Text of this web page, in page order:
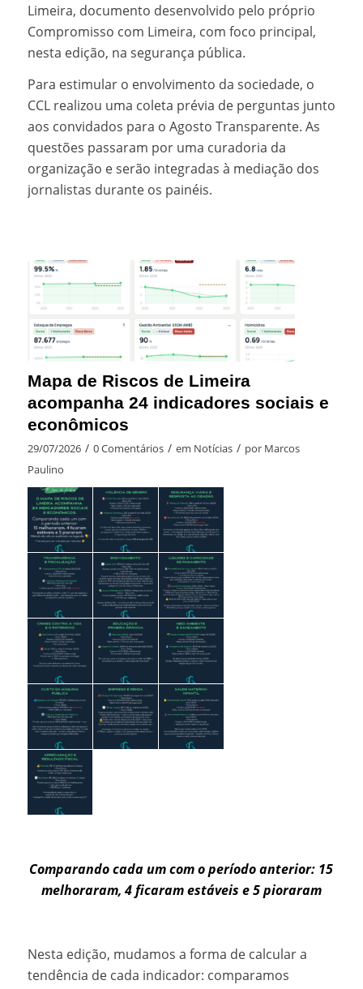
Limeira, documento desenvolvido pelo próprio
Compromisso com Limeira, com foco principal,
nesta edição, na segurança pública.
Para estimular o envolvimento da sociedade, o
CCL realizou uma coleta prévia de perguntas junto
aos convidados para o Agosto Transparente. As
questões passaram por uma curadoria da
organização e serão integradas à mediação dos
jornalistas durante os painéis.
Mapa de Riscos de Limeira
acompanha 24 indicadores sociais e
econômicos
29/07/2026 / 0 Comentários / em Notícias / por Marcos
Paulino
Comparando cada um como período anterior: 15
melhoraram, 4 ficaram estáveis e 5 pioraram
Nesta edição, mudamos a forma de calcular a
tendência de cada indicador: comparamos